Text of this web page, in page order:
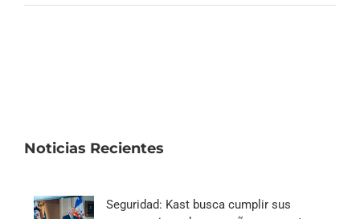
Noticias Recientes
Seguridad: Kast busca cumplir sus